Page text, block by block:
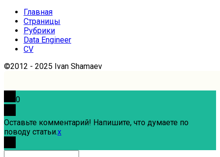
Главная
Страницы
Рубрики
Data Engineer
CV
©2012 - 2025 Ivan Shamaev
0
Оставьте комментарий! Напишите, что думаете по
поводу статьи.x